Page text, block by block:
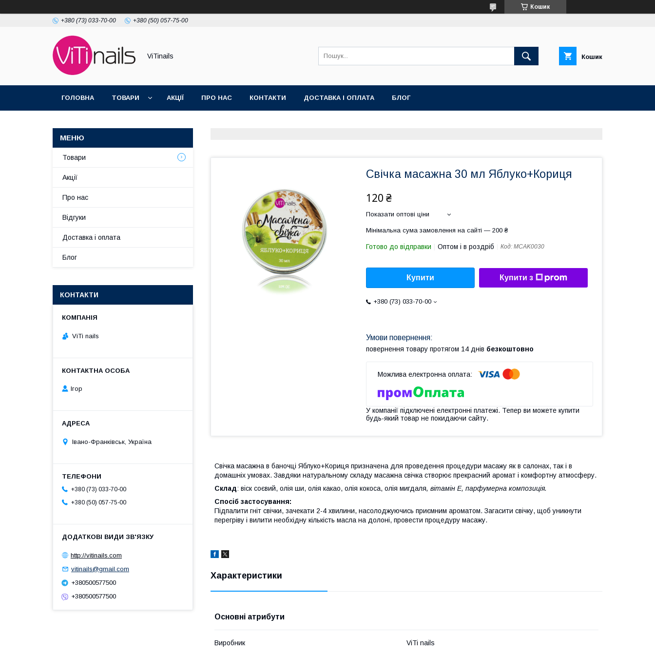
Кошик
+380 (73) 033-70-00 +380 (50) 057-75-00
ViTinails Кошик
ГОЛОВНА ТОВАРИ АКЦІЇ ПРО НАС КОНТАКТИ ДОСТАВКА І ОПЛАТА БЛОГ
Свічка масажна 30 мл Яблуко+Кориця
120 ₴
Показати оптові ціни
Мінімальна сума замовлення на сайті — 200 ₴
Готово до відправки Оптом і в роздріб Код: MCAK0030
Купити Купити з
+380 (73) 033-70-00
повернення товару протягом 14 днів безкоштовно
У компанії підключені електронні платежі. Тепер ви можете купити
будь-який товар не покидаючи сайту.
Свічка масажна в баночці Яблуко+Кориця призначена для проведення процедури масажу як в салонах, так і в
домашніх умовах. Завдяки натуральному складу масажна свічка створює прекрасний аромат і комфортну атмосферу.
Склад: віск соєвий, олія ши, олія какао, олія кокоса, олія мигдаля, вітамін Е, парфумерна композиція.
Спосіб застосування:
Підпалити гніт свічки, зачекати 2-4 хвилини, насолоджуючись приємним ароматом. Загасити свічку, щоб уникнути
перегріву і вилити необхідну кількість масла на долоні, провести процедуру масажу.
Характеристики
Основні атрибути
Виробник ViTi nails
Товари
Акції
Про нас
Відгуки
Доставка і оплата
Блог
КОНТАКТИ
ViTi nails
Ігор
Івано-Франківськ, Україна
+380 (73) 033-70-00
+380 (50) 057-75-00
http://vitinails.com
vitinails@gmail.com
+380500577500
+380500577500